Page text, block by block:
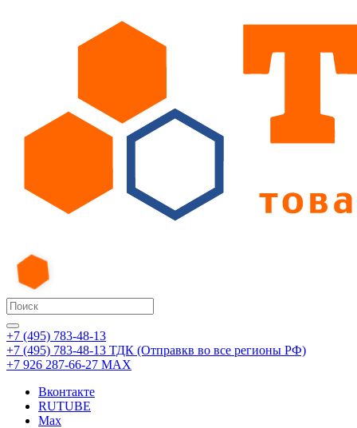
+7 (495) 783-48-13
+7 (495) 783-48-13 ТДК (Отправкв во все регионы РФ)
+7 926 287-66-27 МАХ
Вконтакте
RUTUBE
Max